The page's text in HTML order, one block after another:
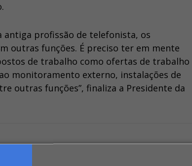
antiga profissão de telefonista, os
outras funções. É preciso ter em mente
de trabalho como ofertas de trabalho
monitoramento externo, instalações de
outras funções”, finaliza a Presidente da